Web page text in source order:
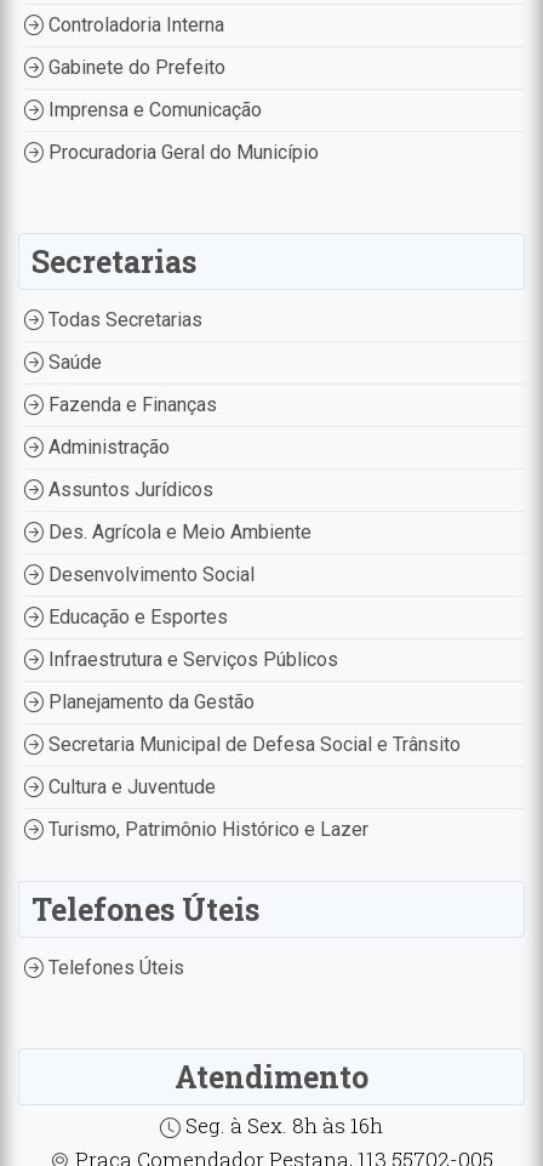
Controladoria Interna
Gabinete do Prefeito
Imprensa e Comunicação
Procuradoria Geral do Município
Secretarias
Todas Secretarias
Saúde
Fazenda e Finanças
Administração
Assuntos Jurídicos
Des. Agrícola e Meio Ambiente
Desenvolvimento Social
Educação e Esportes
Infraestrutura e Serviços Públicos
Planejamento da Gestão
Secretaria Municipal de Defesa Social e Trânsito
Cultura e Juventude
Turismo, Patrimônio Histórico e Lazer
Telefones Úteis
Telefones Úteis
Atendimento
Seg. à Sex. 8h às 16h
Praça Comendador Pestana, 113 55702-005